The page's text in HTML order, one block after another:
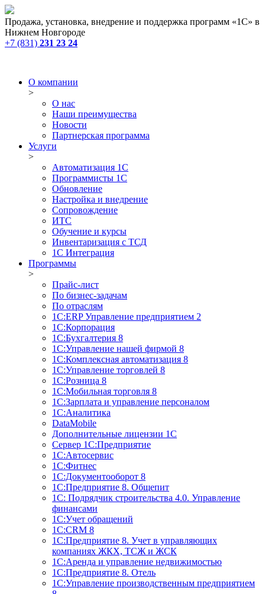
Продажа, установка, внедрение и поддержка программ «1С» в
Нижнем Новгороде
+7 (831) 231 23 24
О компании
>
О нас
Наши преимущества
Новости
Партнерская программа
Услуги
>
Автоматизация 1С
Программисты 1С
Обновление
Настройка и внедрение
Сопровождение
ИТС
Обучение и курсы
Инвентаризация с ТСД
1С Интеграция
Программы
>
Прайс-лист
По бизнес-задачам
По отраслям
1C:ERP Управление предприятием 2
1С:Корпорация
1С:Бухгалтерия 8
1С:Управление нашей фирмой 8
1С:Комплексная автоматизация 8
1С:Управление торговлей 8
1С:Розница 8
1С:Мобильная торговля 8
1С:Зарплата и управление персоналом
1С:Аналитика
DataMobile
Дополнительные лицензии 1С
Сервер 1С:Предприятие
1С:Автосервис
1С:Фитнес
1С:Документооборот 8
1С:Предприятие 8. Общепит
1С: Подрядчик строительства 4.0. Управление
финансами
1С:Учет обращений
1C:CRM 8
1С:Предприятие 8. Учет в управляющих
компаниях ЖКХ, ТСЖ и ЖСК
1С:Аренда и управление недвижимостью
1С:Предприятие 8. Отель
1C:Управление производственным предприятием